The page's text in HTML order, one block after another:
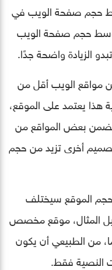
وكان متوسط ​​حجم صفحة الويب في
متوسط ​​حجم صفحة الويب
مواقع الويب أقل من
هذا يعتمد على الموقع،
بعض المواقع من
أخرى تزيد من حجم
حجم الموقع سيختلف
المثال، موقع مخصص
من الطبيعي أن يكون
النصية فقط.